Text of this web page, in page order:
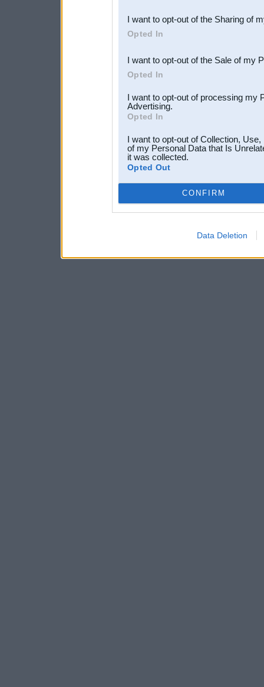
Downstream Participants
third parties.
I want to opt-out of the Sharing of
Opted In
I want to opt-out of the Sale of my
Opted In
I want to opt-out of processing my
Advertising.
Opted In
I want to opt-out of Collection,
of my Personal Data that Is
it was collected.
Opted Out
CONFIRM
Data Deletion